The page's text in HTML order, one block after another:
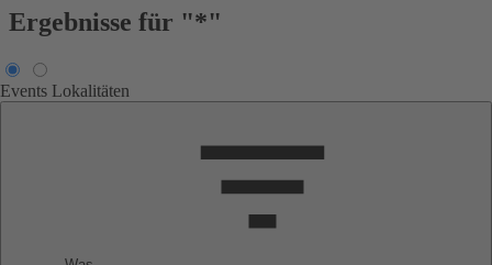
Ergebnisse für "*"
Events Lokalitäten